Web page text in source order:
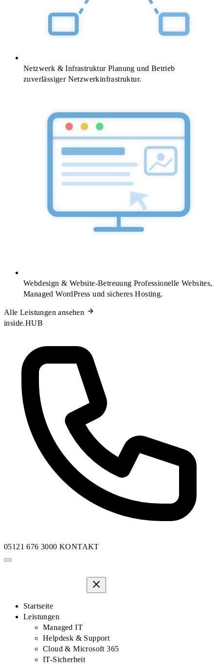
Netzwerk & Infrastruktur Planung und Betrieb
zuverlässiger Netzwerkinfrastruktur.
Webdesign & Website-Betreuung Professionelle Websites,
Managed WordPress und sicheres Hosting.
Alle Leistungen ansehen
inside.HUB
05121 676 3000KONTAKT
Startseite
Leistungen
Managed IT
Helpdesk & Support
Cloud & Microsoft 365
IT-Sicherheit